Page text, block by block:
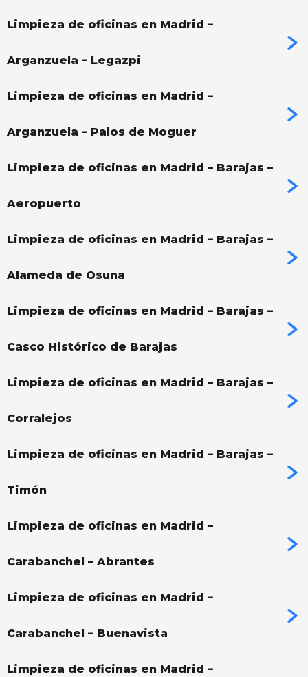
Limpieza de oficinas en Madrid –
Arganzuela – Legazpi
Limpieza de oficinas en Madrid –
Arganzuela – Palos de Moguer
Limpieza de oficinas en Madrid – Barajas –
Aeropuerto
Limpieza de oficinas en Madrid – Barajas –
Alameda de Osuna
Limpieza de oficinas en Madrid – Barajas –
Casco Histórico de Barajas
Limpieza de oficinas en Madrid – Barajas –
Corralejos
Limpieza de oficinas en Madrid – Barajas –
Timón
Limpieza de oficinas en Madrid –
Carabanchel – Abrantes
Limpieza de oficinas en Madrid –
Carabanchel – Buenavista
Limpieza de oficinas en Madrid –